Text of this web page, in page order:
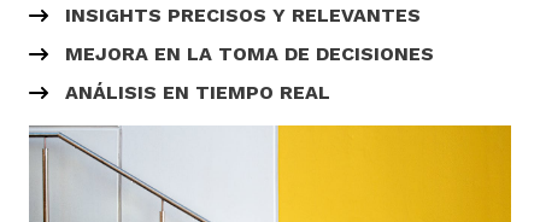
INSIGHTS PRECISOS Y RELEVANTES
MEJORA EN LA TOMA DE DECISIONES
ANÁLISIS EN TIEMPO REAL